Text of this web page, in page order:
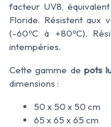
facteur UV8,
Floride. Résistent aux
(-60ºC à +80ºC).
intempéries.
Cette gamme de pots
dimensions :
50 x 50 x 50 cm
65 x 65 x 65 cm